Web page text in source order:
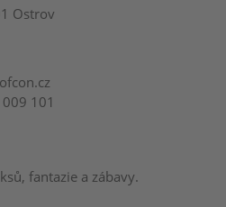
fantazie a zábavy.
Ostrov
101